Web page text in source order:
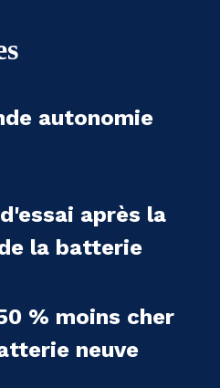
autonomie
après la
la batterie
% moins cher
neuve